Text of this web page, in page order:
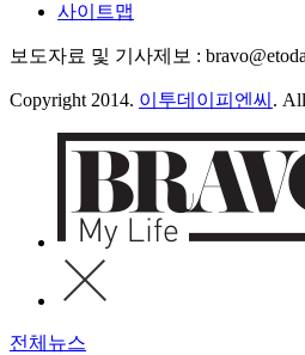
사이트맵
보도자료 및 기사제보 :
Copyright 2014. 이투데이피엔씨 .
전체뉴스